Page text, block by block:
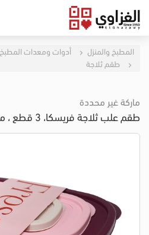
المطبخ والمنزل أدوات ومعدات المطبخ
طقم ثلاجة
ماركة غير محددة
طقم علب ثلاجة فريسكا، 3 قطع ، متعدد الألوان